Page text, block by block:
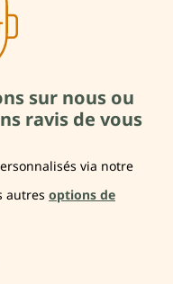
sur nous ou
ravis de vous
via notre
autres options de